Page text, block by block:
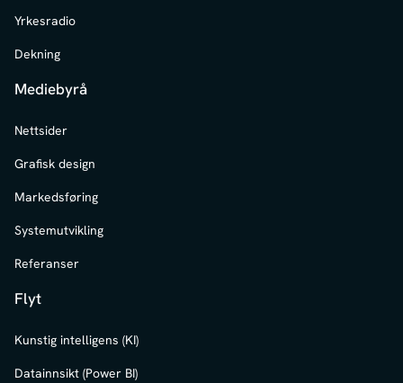
Yrkesradio
Dekning
Mediebyrå
Nettsider
Grafisk design
Markedsføring
Systemutvikling
Referanser
Flyt
Kunstig intelligens (KI)
Datainnsikt (Power BI)